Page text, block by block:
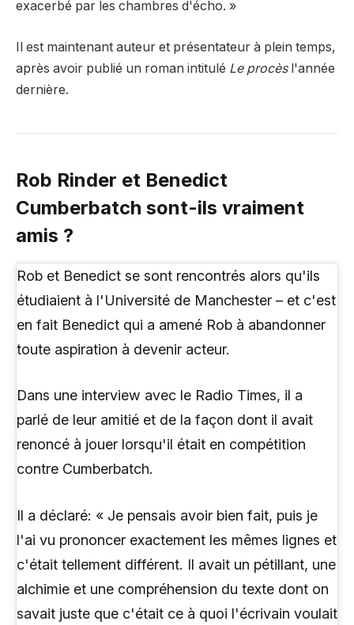
exacerbé par les chambres d'écho. »
Il est maintenant auteur et présentateur à plein temps,
après avoir publié un roman intitulé Le procès l'année
dernière.
Rob Rinder et Benedict
Cumberbatch sont-ils vraiment
amis ?
Rob et Benedict se sont rencontrés alors qu'ils
étudiaient à l'Université de Manchester – et c'est
en fait Benedict qui a amené Rob à abandonner
toute aspiration à devenir acteur.
Dans une interview avec le Radio Times, il a
parlé de leur amitié et de la façon dont il avait
renoncé à jouer lorsqu'il était en compétition
contre Cumberbatch.
Il a déclaré: « Je pensais avoir bien fait, puis je
l'ai vu prononcer exactement les mêmes lignes et
c'était tellement différent. Il avait un pétillant, une
alchimie et une compréhension du texte dont on
savait juste que c'était ce à quoi l'écrivain voulait